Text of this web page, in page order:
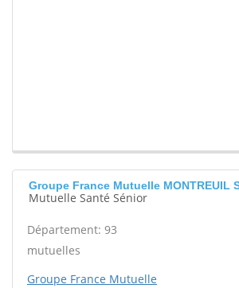
Groupe France Mutuelle MONTREUIL
Mutuelle Santé Sénior
Département: 93
mutuelles
Groupe France Mutuelle